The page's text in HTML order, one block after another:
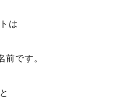
は
前です。